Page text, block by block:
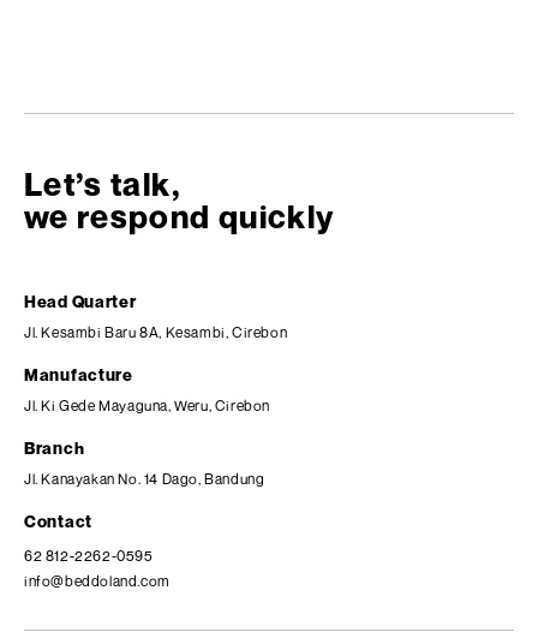
Let’s talk,
we respond quickly
Head Quarter
Jl. Kesambi Baru 8A, Kesambi, Cirebon
Manufacture
Jl. Ki Gede Mayaguna, Weru, Cirebon
Branch
Jl. Kanayakan No. 14 Dago, Bandung
Contact
62 812-2262-0595
info@beddoland.com